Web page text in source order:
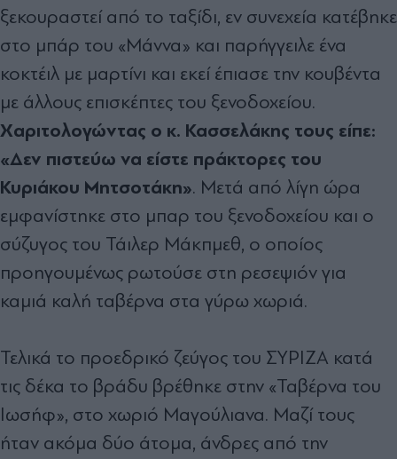
ξεκουραστεί από το ταξίδι, εν συνεχεία κατέβηκε
στο μπάρ του «Μάννα» και παρήγγειλε ένα
κοκτέιλ με μαρτίνι και εκεί έπιασε την κουβέντα
με άλλους επισκέπτες του ξενοδοχείου.
Χαριτολογώντας ο κ. Κασσελάκης τους είπε:
«Δεν πιστεύω να είστε πράκτορες του
Κυριάκου Μητσοτάκη». Μετά από λίγη ώρα
εμφανίστηκε στο μπαρ του ξενοδοχείου και ο
σύζυγος του Τάιλερ Μάκπμεθ, ο οποίος
προηγουμένως ρωτούσε στη ρεσεψιόν για
καμιά καλή ταβέρνα στα γύρω χωριά.
Τελικά το προεδρικό ζεύγος του ΣΥΡΙΖΑ κατά
τις δέκα το βράδυ βρέθηκε στην «Ταβέρνα του
Ιωσήφ», στο χωριό Μαγούλιανα. Μαζί τους
ήταν ακόμα δύο άτομα, άνδρες από την